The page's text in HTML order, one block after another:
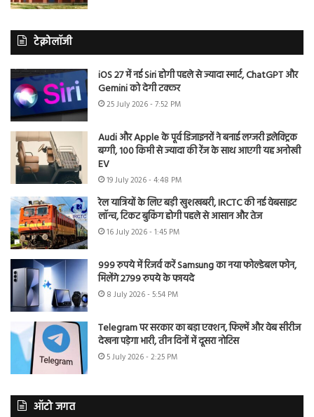
टेक्नोलॉजी
iOS 27 में नई Siri होगी पहले से ज्यादा स्मार्ट, ChatGPT और
Gemini को देगी टक्कर
25 July 2026 - 7:52 PM
Audi और Apple के पूर्व डिजाइनरों ने बनाई लग्जरी इलेक्ट्रिक
बग्गी, 100 किमी से ज्यादा की रेंज के साथ आएगी यह अनोखी
EV
19 July 2026 - 4:48 PM
रेल यात्रियों के लिए बड़ी खुशखबरी, IRCTC की नई वेबसाइट
लॉन्च, टिकट बुकिंग होगी पहले से आसान और तेज
16 July 2026 - 1:45 PM
999 रुपये में रिजर्व करें Samsung का नया फोल्डेबल फोन,
मिलेंगे 2799 रुपये के फायदे
8 July 2026 - 5:54 PM
Telegram पर सरकार का बड़ा एक्शन, फिल्में और वेब सीरीज
देखना पड़ेगा भारी, तीन दिनों में दूसरा नोटिस
5 July 2026 - 2:25 PM
ऑटो जगत